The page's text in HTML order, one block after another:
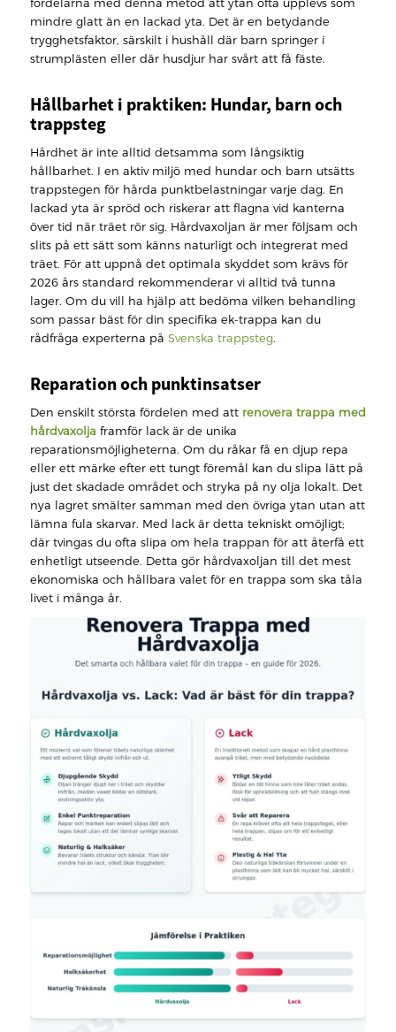
fördelarna med denna metod att ytan ofta upplevs som
mindre glatt än en lackad yta. Det är en betydande
trygghetsfaktor, särskilt i hushåll där barn springer i
strumplästen eller där husdjur har svårt att få fäste.
Hållbarhet i praktiken: Hundar, barn och
trappsteg
Hårdhet är inte alltid detsamma som långsiktig
hållbarhet. I en aktiv miljö med hundar och barn utsätts
trappstegen för hårda punktbelastningar varje dag. En
lackad yta är spröd och riskerar att flagna vid kanterna
över tid när träet rör sig. Hårdvaxoljan är mer följsam och
slits på ett sätt som känns naturligt och integrerat med
träet. För att uppnå det optimala skyddet som krävs för
2026 års standard rekommenderar vi alltid två tunna
lager. Om du vill ha hjälp att bedöma vilken behandling
som passar bäst för din specifika ek-trappa kan du
rådfråga experterna på Svenska trappsteg.
Reparation och punktinsatser
Den enskilt största fördelen med att renovera trappa med
hårdvaxolja framför lack är de unika
reparationsmöjligheterna. Om du råkar få en djup repa
eller ett märke efter ett tungt föremål kan du slipa lätt på
just det skadade området och stryka på ny olja lokalt. Det
nya lagret smälter samman med den övriga ytan utan att
lämna fula skarvar. Med lack är detta tekniskt omöjligt;
där tvingas du ofta slipa om hela trappan för att återfå ett
enhetligt utseende. Detta gör hårdvaxoljan till det mest
ekonomiska och hållbara valet för en trappa som ska tåla
livet i många år.